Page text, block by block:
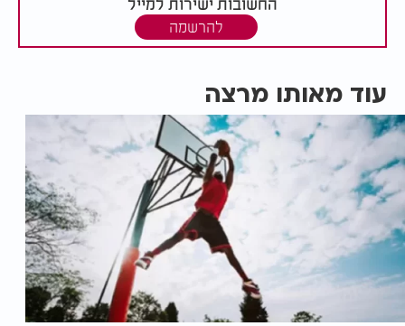
להרשמה
עוד מאותו מרצה